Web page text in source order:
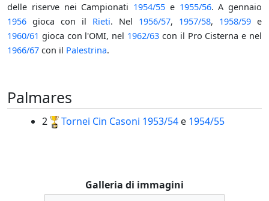
delle riserve nei Campionati 1954/55 e 1955/56. A gennaio
1956 gioca con il Rieti. Nel 1956/57, 1957/58, 1958/59 e
1960/61 gioca con l'OMI, nel 1962/63 con il Pro Cisterna e nel
1966/67 con il Palestrina.
Palmares
2 Tornei Cin Casoni 1953/54e 1954/55
Galleria di immagini